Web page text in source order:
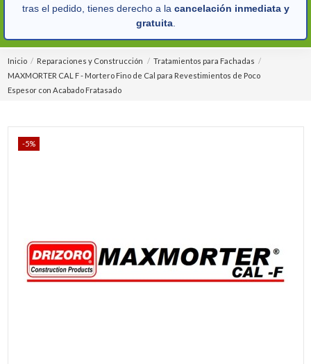
tras el pedido, tienes derecho a la cancelación inmediata y
gratuita.
Inicio Reparaciones y Construcción
Tratamientos para Fachadas
MAXMORTER CAL F - Mortero Fino de Cal para Revestimientos de Poco
Espesor con Acabado Fratasado
-5%